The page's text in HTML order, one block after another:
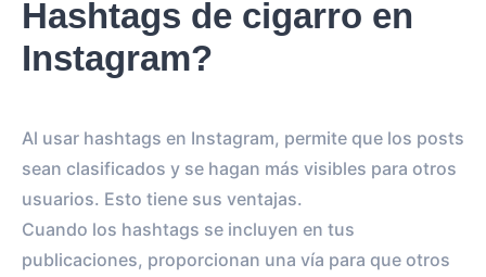
Hashtags de cigarro en
Instagram?
Al usar hashtags en Instagram, permite que los posts
sean clasificados y se hagan más visibles para otros
usuarios. Esto tiene sus ventajas.
Cuando los hashtags se incluyen en tus
publicaciones, proporcionan una vía para que otros